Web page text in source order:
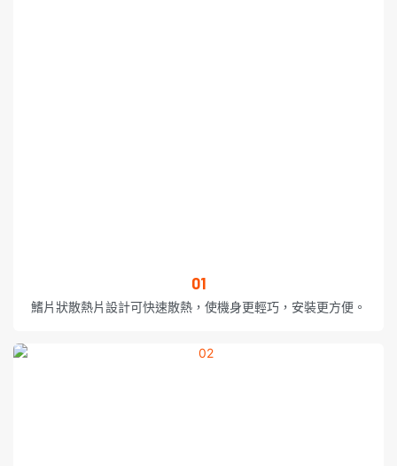
01
鰭片狀散熱片設計可快速散熱，使機身更輕巧，安裝更方便。